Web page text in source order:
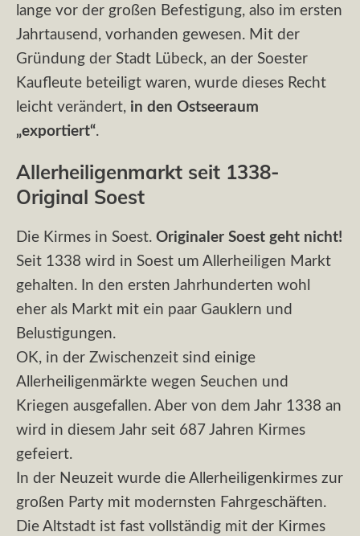
lange vor der großen Befestigung, also im ersten
Jahrtausend, vorhanden gewesen. Mit der
Gründung der Stadt Lübeck, an der Soester
Kaufleute beteiligt waren, wurde dieses Recht
leicht verändert, in den Ostseeraum
„exportiert“.
Allerheiligenmarkt seit 1338-
Original Soest
Die Kirmes in Soest. Originaler Soest geht nicht!
Seit 1338 wird in Soest um Allerheiligen Markt
gehalten. In den ersten Jahrhunderten wohl
eher als Markt mit ein paar Gauklern und
Belustigungen.
OK, in der Zwischenzeit sind einige
Allerheiligenmärkte wegen Seuchen und
Kriegen ausgefallen. Aber von dem Jahr 1338 an
wird in diesem Jahr seit 687 Jahren Kirmes
gefeiert.
In der Neuzeit wurde die Allerheiligenkirmes zur
großen Party mit modernsten Fahrgeschäften.
Die Altstadt ist fast vollständig mit der Kirmes